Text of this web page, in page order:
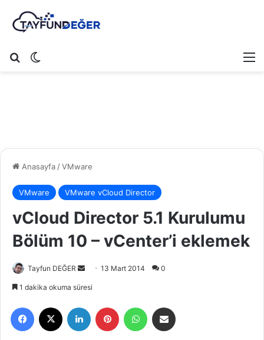
Arama yap ...
Anasayfa/VMware
VMware VMware vCloud Director
vCloud Director 5.1 Kurulumu
Bölüm 10 – vCenter’i eklemek
Tayfun DEĞER
e
-
13 Mart 2014 0
1 dakika okuma süresi